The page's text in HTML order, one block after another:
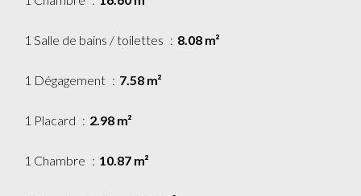
1 Salle de bains / toilettes 8.08 m²
1 Dégagement 7.58 m²
1 Placard 2.98 m²
1 Chambre 10.87 m²